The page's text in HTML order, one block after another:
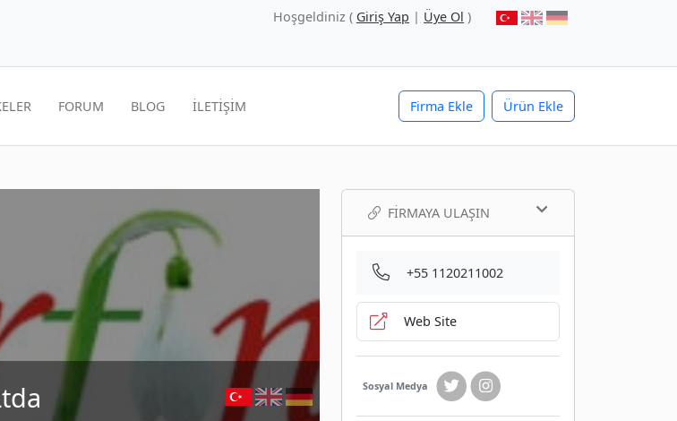
Hoşgeldiniz ( Giriş Yap | Üye Ol )
Firma Ekle Ürün Ekle
FORUM BLOG İLETİŞİM
FIRMAYA ULAŞIN
+55 1120211002
Web Site
Sosyal Medya